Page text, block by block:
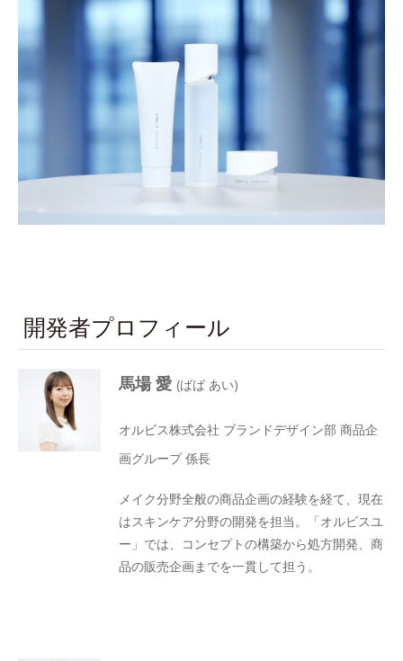
開発者プロフィール
馬場 愛 (ばば あい)
オルビス株式会社 ブランドデザイン部 商品企
画グループ 係長
メイク分野全般の商品企画の経験を経て、現在
はスキンケア分野の開発を担当。「オルビスユ
ー」では、コンセプトの構築から処方開発、商
品の販売企画までを一貫して担う。